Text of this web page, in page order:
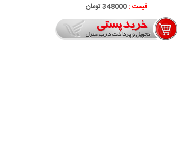
قیمت :348000 تومان